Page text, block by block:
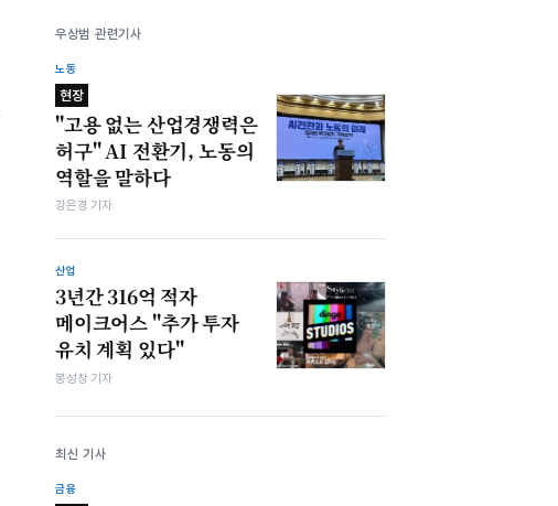
우상범 관련기사
노동
현장
"고용 없는 산업경쟁력은
허구" AI 전환기, 노동의
역할을 말하다
강은경 기자
산업
3년간 316억 적자
메이크어스 "추가 투자
유치 계획 있다"
봉성창 기자
최신 기사
금융